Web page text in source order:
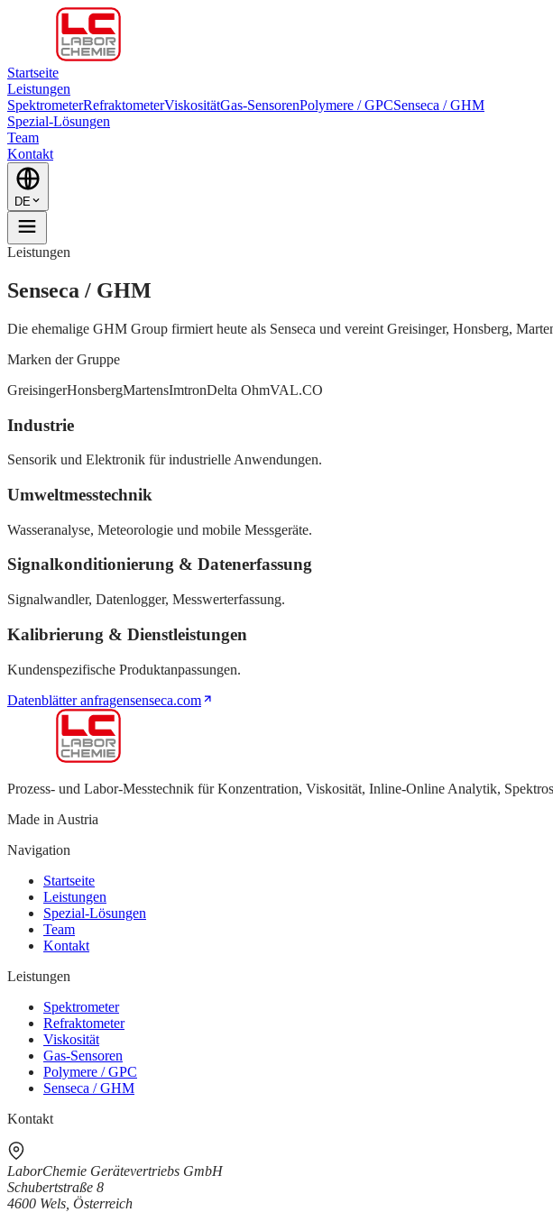
Startseite
Leistungen
SpektrometerRefraktometerViskositätGas-SensorenPolymere / GPCSenseca / GHM
Spezial-Lösungen
Team
Kontakt
DE
Leistungen
Senseca / GHM
Die ehemalige GHM Group firmiert heute als Senseca und vereint Greisinger, Honsberg,
Marken der Gruppe
GreisingerHonsbergMartensImtronDelta OhmVAL.CO
Industrie
Sensorik und Elektronik für industrielle Anwendungen.
Umweltmesstechnik
Wasseranalyse, Meteorologie und mobile Messgeräte.
Signalkonditionierung & Datenerfassung
Signalwandler, Datenlogger, Messwerterfassung.
Kalibrierung & Dienstleistungen
Kundenspezifische Produktanpassungen.
Datenblätter anfragensenseca.com
Prozess- und Labor-Messtechnik für Konzentration, Viskosität, Inline-Online Analytik,
Made in Austria
Navigation
Startseite
Leistungen
Spezial-Lösungen
Team
Kontakt
Leistungen
Spektrometer
Refraktometer
Viskosität
Gas-Sensoren
Polymere / GPC
Senseca / GHM
Kontakt
LaborChemie Gerätevertriebs GmbH
Schubertstraße 8
4600 Wels Österreich